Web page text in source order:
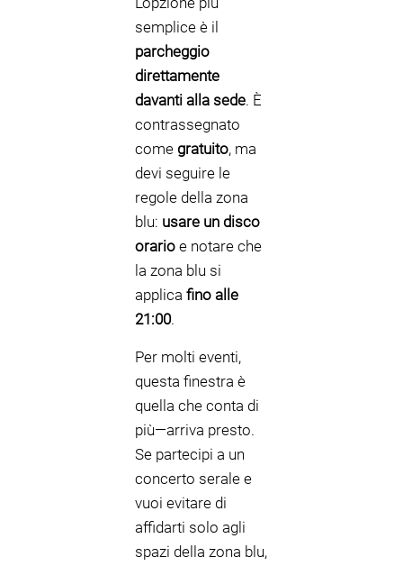
semplice è il
parcheggio
direttamente
davanti alla sede. È
contrassegnato
come gratuito, ma
devi seguire le
regole della zona
blu: usare un disco
orario e notare che
la zona blu si
applica fino alle
21:00.
Per molti eventi,
questa finestra è
quella che conta di
più—arriva presto.
Se partecipi a un
concerto serale e
vuoi evitare di
affidarti solo agli
spazi della zona blu,